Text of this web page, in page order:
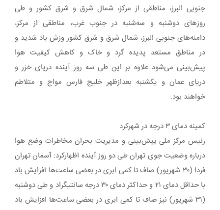
جنوبی البرز، مناطقی از مرکز، شمال شرق و شرق کشور و طی
روزهای دوشنبه و سه‌شنبه در جنوب غرب، مناطقی از مرکز،
دامنه‌های جنوبی البرز، شمال شرق و شرق کشور وزش باد شدید و
در مناطق مستعد پدیده گرد و خاک و کاهش کیفیت هوا
پیش‌بینی می‌شود علاوه بر این طی سه روز آینده دریای خزر و
دریای عمان و یکشنبه بعدازظهر خلیج فارس مواج و متلاطم
خواهند بود.
کمینه دمای ۳ درجه در شهرکرد
رئیس مرکز ملی پیش‌بینی و مدیریت بحران مخاطرات وضع هوا
درباره وضعیت جوی تهران طی دو روز آینده اظهارکرد: آسمان تهران
فردا (۳۰ شهریور) صاف تا کمی ابری در بعضی ساعت‌ها افزایش باد
با حداقل دمای ۲۱ و حداکثر دمای ۳۰ درجه سانتیگراد و طی دوشنبه
(۳۱ شهریور) نیز صاف تا کمی ابری در بعضی ساعت‌ها افزایش باد